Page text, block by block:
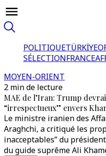
POLITIQUETÜRKİYE
SÉLECTIONFRANCE
MOYEN-ORIENT
2 min de lecture
MAE de l’Iran: Trump
“irrespectueux” envers
Le ministre iranien des
Araghchi, a critiqué les
inacceptables” du
du guide suprême Ali